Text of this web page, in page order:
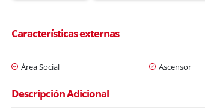
Características externas
Área Social Ascensor
Descripción Adicional